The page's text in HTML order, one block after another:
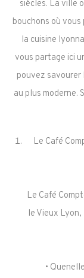
siècles. La ville
bouchons où
la cuisine
vous partage ici
pouvez savourer
au plus moderne.
Le Café
Le Café
le Vieux
•